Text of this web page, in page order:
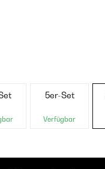
5er-Set
Verfügbar